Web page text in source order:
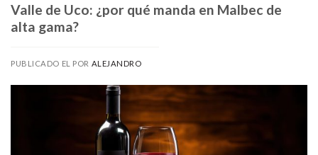
Valle de Uco: ¿por qué manda en Malbec de
alta gama?
PUBLICADO EL POR ALEJANDRO